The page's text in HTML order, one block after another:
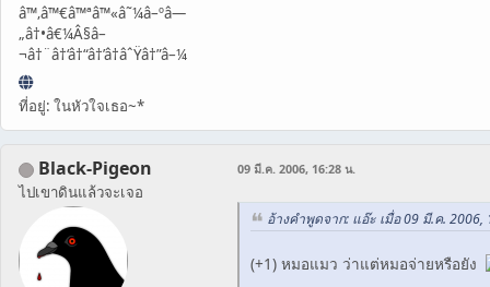
â™‚â™€â™ªâ™«â˜¼â–ºâ—
„â†•â€¼Â§â–
¬â†¨â†‘â†“â†’â†âˆŸâ†”â–¼
ที่อยู่: ในหัวใจเธอ~*
Black-Pigeon
ไปเขาดินแล้วจะเจอ
09 มี.ค. 2006, 16:28 น.
อ้างคำพูดจาก: แอ๊ะ เมื่อ 09 มี.ค. 2006,
(+1) หมอแมว ว่าแต่หมอจ่ายหรือยัง